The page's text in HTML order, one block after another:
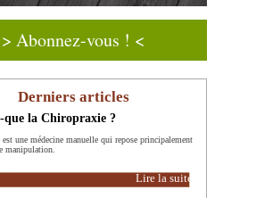
> Abonnez-vous ! <
Derniers articles
que la Chiropraxie ?
une médecine manuelle qui repose principalement
manipulation.
Lire la suite